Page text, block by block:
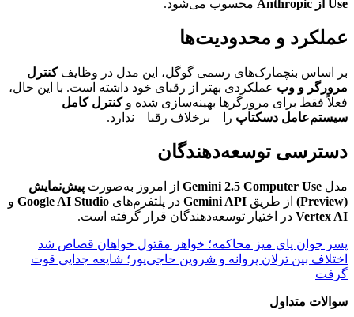
Use از Anthropic
محسوب می‌شود.
عملکرد و محدودیت‌ها
بر اساس بنچمارک‌های رسمی گوگل، این مدل در وظایفکنترل
مرورگر و وب عملکردی بهتر از رقبای خود داشته است. با این حال،
فعلاً فقط برای مرورگرها بهینه‌سازی شده وکنترل کامل
سیستم‌عامل دسکتاپ را – برخلاف رقبا – ندارد.
دسترسی توسعه‌دهندگان
مدل Gemini 2.5 Computer Use از امروز به‌صورت پیش‌نمایش
(Preview)
از طریق Gemini API در پلتفرم‌های Google AI Studio و
Vertex AI در اختیار توسعه‌دهندگان قرار گرفته است.
پسر جوان پای میز محاکمه؛ خواهر مقتول خواهان قصاص شد
اختلاف بین ترلان پروانه و شروین حاجی‌پور؛ شایعه جدایی قوت
گرفت
سوالات متداول